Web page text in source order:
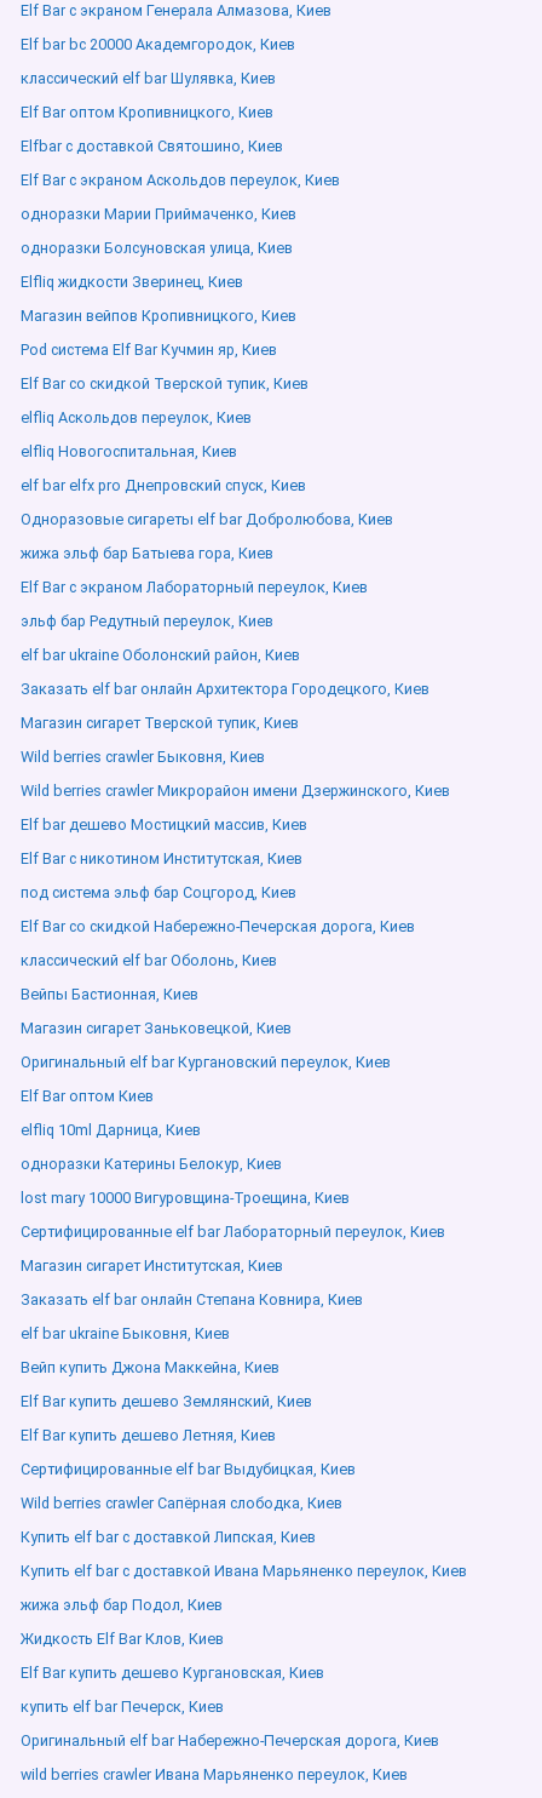
Elf Bar с экраном Генерала Алмазова, Киев
Elf bar bc 20000 Академгородок, Киев
классический elf bar Шулявка, Киев
Elf Bar оптом Кропивницкого, Киев
Elfbar с доставкой Святошино, Киев
Elf Bar с экраном Аскольдов переулок, Киев
одноразки Марии Приймаченко, Киев
одноразки Болсуновская улица, Киев
Elfliq жидкости Зверинец, Киев
Магазин вейпов Кропивницкого, Киев
Pod система Elf Bar Кучмин яр, Киев
Elf Bar со скидкой Тверской тупик, Киев
elfliq Аскольдов переулок, Киев
elfliq Новогоспитальная, Киев
elf bar elfx pro Днепровский спуск, Киев
Одноразовые сигареты elf bar Добролюбова, Киев
жижа эльф бар Батыева гора, Киев
Elf Bar с экраном Лабораторный переулок, Киев
эльф бар Редутный переулок, Киев
elf bar ukraine Оболонский район, Киев
Заказать elf bar онлайн Архитектора Городецкого, Киев
Магазин сигарет Тверской тупик, Киев
Wild berries crawler Быковня, Киев
Wild berries crawler Микрорайон имени Дзержинского, Киев
Elf bar дешево Мостицкий массив, Киев
Elf Bar с никотином Институтская, Киев
под система эльф бар Соцгород, Киев
Elf Bar со скидкой Набережно-Печерская дорога, Киев
классический elf bar Оболонь, Киев
Вейпы Бастионная, Киев
Магазин сигарет Заньковецкой, Киев
Оригинальный elf bar Кургановский переулок, Киев
Elf Bar оптом Киев
elfliq 10ml Дарница, Киев
одноразки Катерины Белокур, Киев
lost mary 10000 Вигуровщина-Троещина, Киев
Сертифицированные elf bar Лабораторный переулок, Киев
Магазин сигарет Институтская, Киев
Заказать elf bar онлайн Степана Ковнира, Киев
elf bar ukraine Быковня, Киев
Вейп купить Джона Маккейна, Киев
Elf Bar купить дешево Землянский, Киев
Elf Bar купить дешево Летняя, Киев
Сертифицированные elf bar Выдубицкая, Киев
Wild berries crawler Сапёрная слободка, Киев
Купить elf bar с доставкой Липская, Киев
Купить elf bar с доставкой Ивана Марьяненко переулок, Киев
жижа эльф бар Подол, Киев
Жидкость Elf Bar Клов, Киев
Elf Bar купить дешево Кургановская, Киев
купить elf bar Печерск, Киев
Оригинальный elf bar Набережно-Печерская дорога, Киев
wild berries crawler Ивана Марьяненко переулок, Киев